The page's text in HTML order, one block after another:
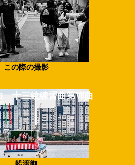
この際の撮影
十三絃練習曲第Ⅶ曲